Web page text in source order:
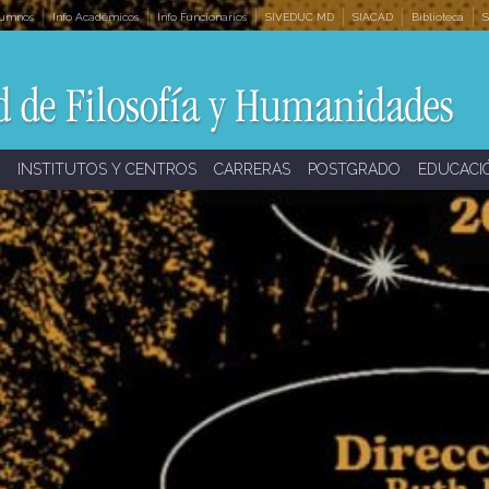
Info Académicos Info Funcionarios SIVEDUC MD SIACAD Biblioteca
INSTITUTOS Y CENTROS CARRERAS POSTGRADO